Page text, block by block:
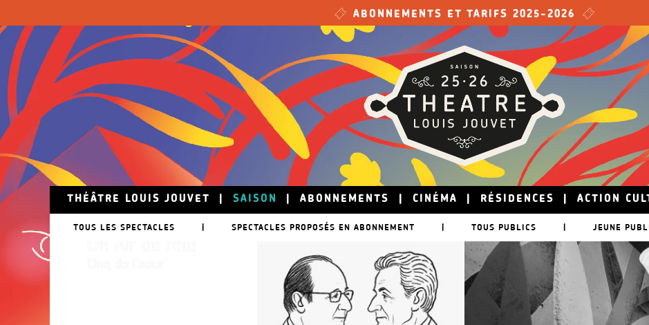
ABONNEMENTS ET TARIFS 2025-2026
THÉÂTRE LOUIS JOUVET SAISON ABONNEMENTS CINÉMA RÉSIDENCES ACTION
TOUS LES SPECTACLES | SPECTACLES PROPOSÉS EN ABONNEMENT | TOUS PUBLICS | JEUNE
24 mai